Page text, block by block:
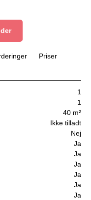
Priser
1
1
40 m²
Ikke tilladt
Nej
Ja
Ja
Ja
Ja
Ja
Ja